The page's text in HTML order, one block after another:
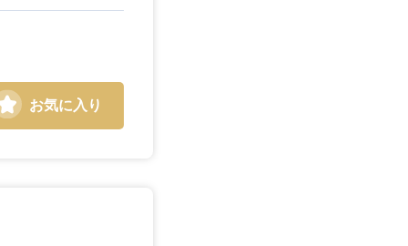
お気に入り